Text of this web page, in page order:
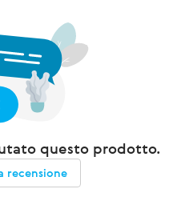
questo prodotto.
recensione